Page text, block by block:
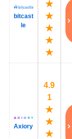
bitcast
le
★
★
★
★
★
Axiory
4.9
1
★
★
★